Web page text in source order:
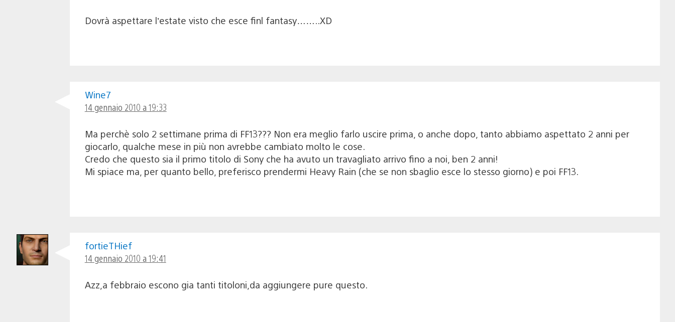
Dovrà aspettare l’estate visto che esce finl fantasy……..XD
Wine7
14 gennaio 2010 a 19:33
Ma perchè solo 2 settimane prima di FF13??? Non era meglio farlo uscire prima, o anche dopo, tanto abbiamo aspettato 2 anni per
giocarlo, qualche mese in più non avrebbe cambiato molto le cose.
Credo che questo sia il primo titolo di Sony che ha avuto un travagliato arrivo fino a noi, ben 2 anni!
Mi spiace ma, per quanto bello, preferisco prendermi Heavy Rain (che se non sbaglio esce lo stesso giorno) e poi FF13.
fortieTHief
14 gennaio 2010 a 19:41
Azz,a febbraio escono gia tanti titoloni,da aggiungere pure questo.